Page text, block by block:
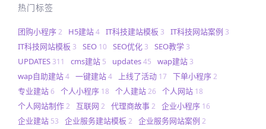
热门标签
团购小程序2 H5建站4 IT科技建站模板 3 IT科技网站案例 3
IT科技网站模板 3 SEO 10 SEO优化 3 SEO教学 3
UPDATES 311 cms建站 5 updates45 wap建站 3
wap自助建站4 一键建站4 上线了活动 17 下单小程序2
专业建站6 个人小程序 18 个人建站26 个人网站 18
个人网站制作2 互联网 2 代理商故事2 企业小程序 16
企业建站 53 企业服务建站模板 2 企业服务网站案例 2